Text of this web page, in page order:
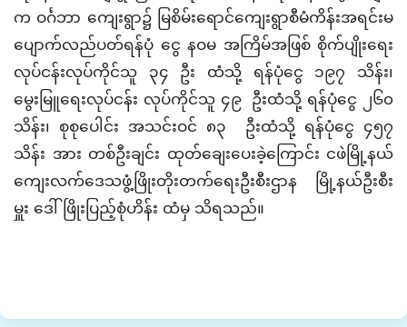
က ဝင်္ဂဘာ ကျေးရွာ၌ မြစိမ်းရောင်ကျေးရွာစီမံကိန်းအရင်းမ
ပျောက်လည်ပတ်ရန်ပုံ ငွေ နဝမ အကြိမ်အဖြစ် စိုက်ပျိုးရေး
လုပ်ငန်းလုပ်ကိုင်သူ ၃၄ ဦး ထံသို့ ရန်ပုံငွေ ၁၉၇ သိန်း၊
မွေးမြူရေးလုပ်ငန်း လုပ်ကိုင်သူ ၄၉ ဦးထံသို့ ရန်ပုံငွေ ၂၆၀
သိန်း၊ စုစုပေါင်း အသင်းဝင် ၈၃ ဦးထံသို့ ရန်ပုံငွေ ၄၅၇
သိန်း အား တစ်ဦးချင်း ထုတ်ချေးပေးခဲ့ကြောင်း ငဖဲမြို့နယ်
ကျေးလက်ဒေသဖွံ့ဖြိုးတိုးတက်ရေးဦးစီးဌာန မြို့နယ်ဦးစီး
မှူး ဒေါ်ဖြိုးပြည့်စုံဟိန်း ထံမှ သိရသည်။